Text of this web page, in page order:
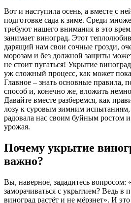
Вот и наступила осень, а вместе с
подготовке сада к зиме. Среди
требуют нашего внимания в это
занимает виноград. Этот
дарящий нам свои сочные грозди,
морозам и без должной защиты
не стоит пугаться! Укрытие
уж сложный процесс, как может
Главное – знать основные правила,
способ и, конечно же, вложить
Давайте вместе разберемся, как
лозу к суровым зимним испытаниям,
радовала нас своим буйным ростом
урожая.
Почему укрытие
важно?
Вы, наверное, зададитесь вопросом:
заморачиваться с укрытием? Ведь в
виноград растёт и не мёрзнет». И